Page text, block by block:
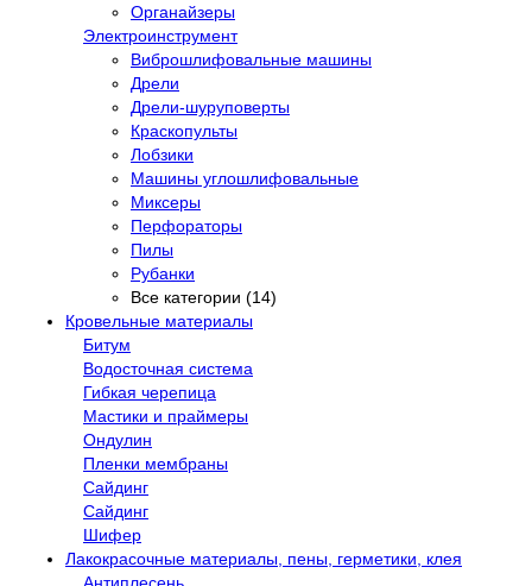
Органайзеры
Электроинструмент
Виброшлифовальные машины
Дрели
Дрели-шуруповерты
Краскопульты
Лобзики
Машины углошлифовальные
Миксеры
Перфораторы
Пилы
Рубанки
Все категории (14)
Кровельные материалы
Битум
Водосточная система
Гибкая черепица
Мастики и праймеры
Ондулин
Пленки мембраны
Сайдинг
Сайдинг
Шифер
Лакокрасочные материалы, пены, герметики, клея